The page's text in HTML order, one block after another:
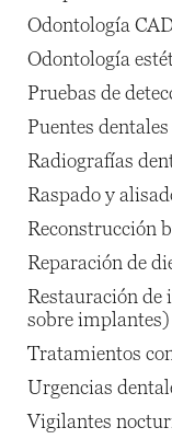
Odontología
Odontología
Pruebas de
Puentes dentales
Radiografías
Raspado y
Reconstrucción
Reparación de
Restauración de
sobre implantes)
Tratamientos
Urgencias
Vigilantes